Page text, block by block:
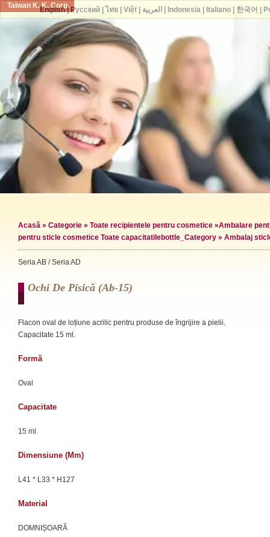
Taiwan K. K. Corp.
Acasă » Categorie » Toate recipientele pentru cosmetice »Ambalare
pentru sticle cosmetice Toate capacitatilebottle_Category » Ambalaj
Seria AB / Seria AD
Ochi De Pisică (ab-15)
Flacon oval de loțiune acrilic pentru produse de îngrijire a pielii.
Capacitate 15 ml.
Formă
Oval
Capacitate
15 ml
Dimensiune (mm)
L41 * L33 * H127
Material
DOMNIȘOARĂ
English| Русский| ไทย| Việt| العربية Indonesia| Italiano| 한국어